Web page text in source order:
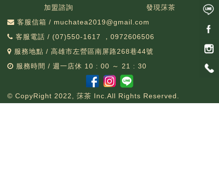
加盟諮詢
發現莯茶
客服信箱 / muchatea2019@gmail.com
客服電話 / (07)550-1617 ，0972606506
服務地點 / 高雄市左營區南屏路268巷44號
服務時間 / 週一店休 10 : 00 ～ 21 : 30
© CopyRight 2022, 莯茶 Inc.All Rights Reserved.